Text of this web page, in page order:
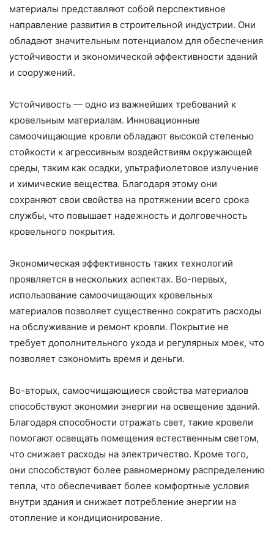
материалы представляют собой перспективное
направление развития в строительной индустрии. Они
обладают значительным потенциалом для обеспечения
устойчивости и экономической эффективности зданий
и сооружений.
Устойчивость — одно из важнейших требований к
кровельным материалам. Инновационные
самоочищающие кровли обладают высокой степенью
стойкости к агрессивным воздействиям окружающей
среды, таким как осадки, ультрафиолетовое излучение
и химические вещества. Благодаря этому они
сохраняют свои свойства на протяжении всего срока
службы, что повышает надежность и долговечность
кровельного покрытия.
Экономическая эффективность таких технологий
проявляется в нескольких аспектах. Во-первых,
использование самоочищающих кровельных
материалов позволяет существенно сократить расходы
на обслуживание и ремонт кровли. Покрытие не
требует дополнительного ухода и регулярных моек, что
позволяет сэкономить время и деньги.
Во-вторых, самоочищающиеся свойства материалов
способствуют экономии энергии на освещение зданий.
Благодаря способности отражать свет, такие кровели
помогают освещать помещения естественным светом,
что снижает расходы на электричество. Кроме того,
они способствуют более равномерному распределению
тепла, что обеспечивает более комфортные условия
внутри здания и снижает потребление энергии на
отопление и кондиционирование.